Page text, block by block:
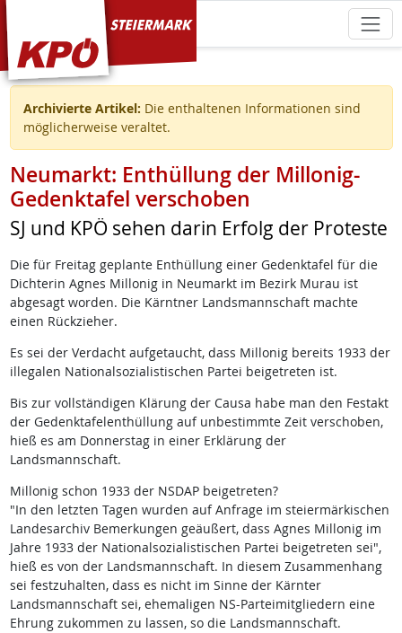
KPÖ Steiermark
Archivierte Artikel: Die enthaltenen Informationen sind
möglicherweise veraltet.
Neumarkt: Enthüllung der Millonig-
Gedenktafel verschoben
SJ und KPÖ sehen darin Erfolg der Proteste
Die für Freitag geplante Enthüllung einer Gedenktafel für die
Dichterin Agnes Millonig in Neumarkt im Bezirk Murau ist
abgesagt worden. Die Kärntner Landsmannschaft machte
einen Rückzieher.
Es sei der Verdacht aufgetaucht, dass Millonig bereits 1933 der
illegalen Nationalsozialistischen Partei beigetreten ist.
Bis zur vollständigen Klärung der Causa habe man den Festakt
der Gedenktafelenthüllung auf unbestimmte Zeit verschoben,
hieß es am Donnerstag in einer Erklärung der
Landsmannschaft.
Millonig schon 1933 der NSDAP beigetreten?
"In den letzten Tagen wurden auf Anfrage im steiermärkischen
Landesarchiv Bemerkungen geäußert, dass Agnes Millonig im
Jahre 1933 der Nationalsozialistischen Partei beigetreten sei",
hieß es von der Landsmannschaft. In diesem Zusammenhang
sei festzuhalten, dass es nicht im Sinne der Kärnter
Landsmannschaft sei, ehemaligen NS-Parteimitgliedern eine
Ehrung zukommen zu lassen, so die Landsmannschaft.